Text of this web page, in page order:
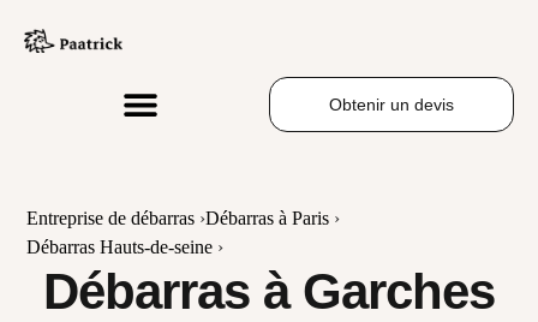
Obtenir un devis
Entreprise de débarras ›Débarras à Paris ›
Débarras Hauts-de-seine ›
Débarras à Garches